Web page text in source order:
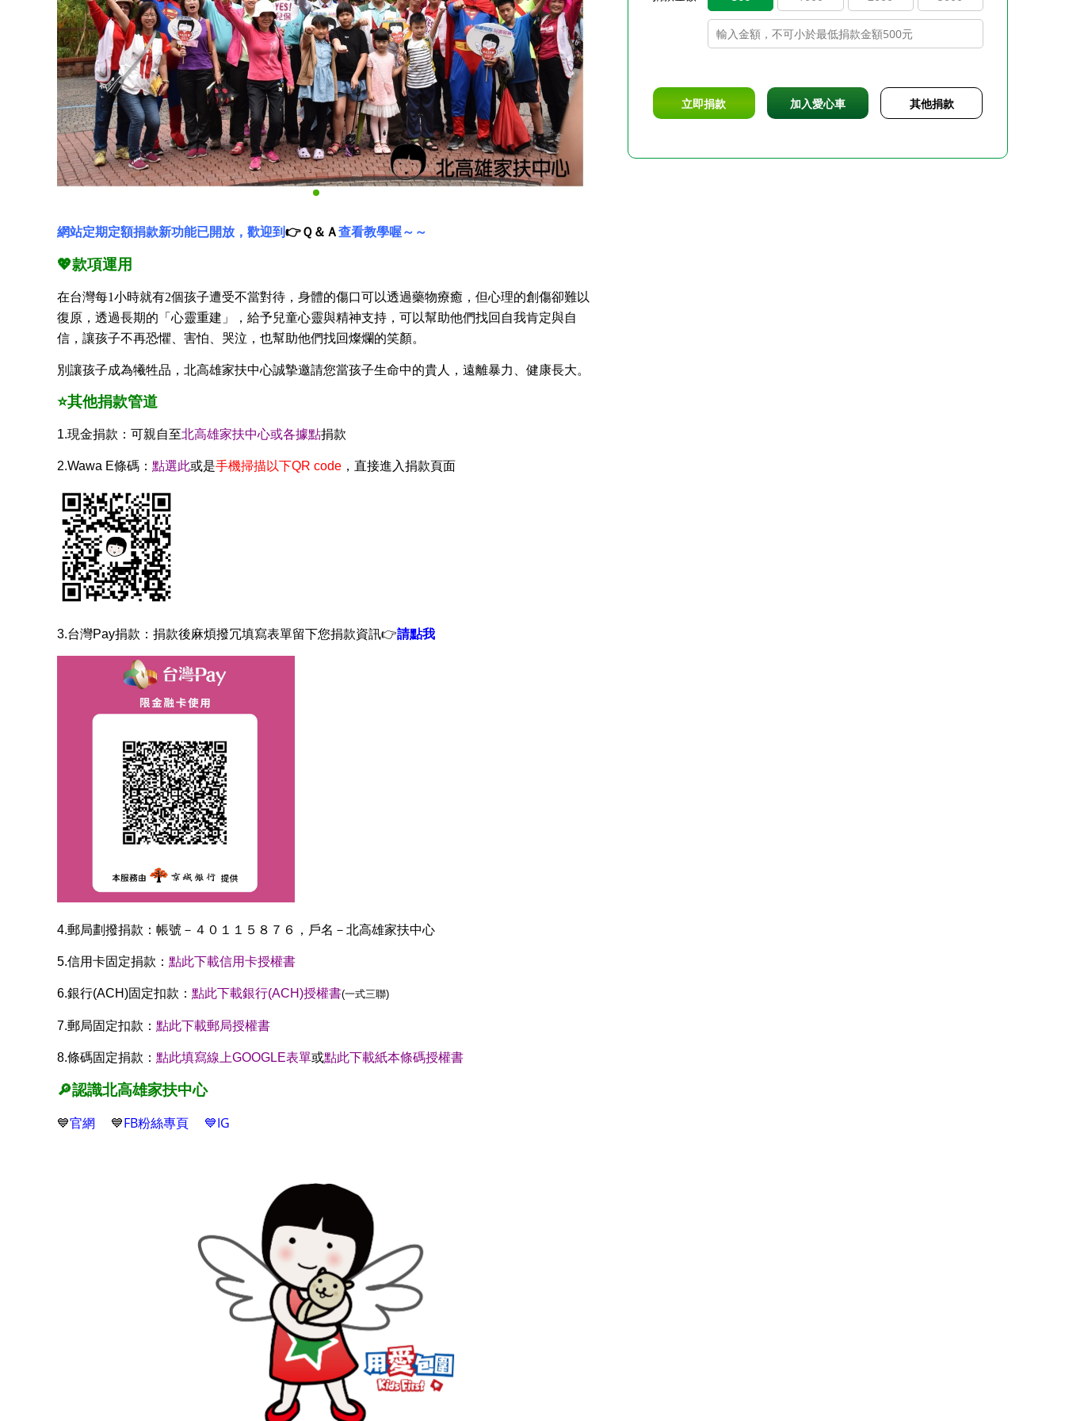
網站定期定額捐款新功能已開放，歡迎到👉Ｑ＆Ａ查看教學喔～～
💖款項運用
在台灣每1小時就有2個孩子遭受不當對待，身體的傷口可以透過藥物療癒，但心理的創傷卻難以
復原，透過長期的「心靈重建」，給予兒童心靈與精神支持，可以幫助他們找回自我肯定與自
信，讓孩子不再恐懼、害怕、哭泣，也幫助他們找回燦爛的笑顏。
別讓孩子成為犧牲品，北高雄家扶中心誠摯邀請您當孩子生命中的貴人，遠離暴力、健康長大。
⭐其他捐款管道
1.現金捐款：可親自至北高雄家扶中心或各據點捐款
2.Wawa E條碼： 點選此或是手機掃描以下QR code ，直接進入捐款頁面
3.台灣Pay捐款：捐款後麻煩撥冗填寫表單留下您捐款資訊👉請點我
4.郵局劃撥捐款：帳號－４０１１５８７６，戶名－北高雄家扶中心
5.信用卡固定捐款： 點此下載信用卡授權書
6.銀行(ACH)固定扣款： 點此下載銀行(ACH)授權書(一式三聯)
7.郵局固定扣款： 點此下載郵局授權書
8.條碼固定捐款： 點此填寫線上GOOGLE表單或點此下載紙本條碼授權書
🔎認識北高雄家扶中心
💙官網 💙FB粉絲專頁 💙IG
立即捐款 加入愛心車 其他捐款